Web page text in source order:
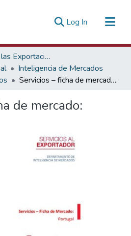
Log In (current)
Promoción de las Exportaciones
Inteligencia de Mercados
Servicios – ficha de mercado: Portugal
de mercado: